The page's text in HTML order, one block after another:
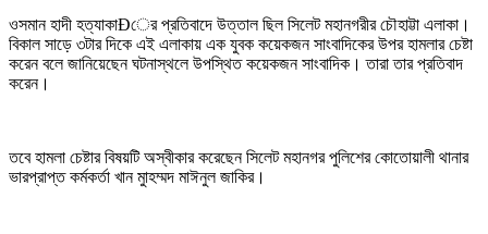
ওসমান হাদী হত্যাকাÐের প্রতিবাদে উত্তাল ছিল সিলেট মহানগরীর চৌহাট্টা এলাকা।
বিকাল সাড়ে ৩টার দিকে এই এলাকায় এক যুবক কয়েকজন সাংবাদিকের উপর হামলার চেষ্টা
করেন বলে জানিয়েছেন ঘটনাস্থলে উপস্থিত কয়েকজন সাংবাদিক। তারা তার প্রতিবাদ
করেন।
তবে হামলা চেষ্টার বিষয়টি অস্বীকার করেছেন সিলেট মহানগর পুলিশের কোতোয়ালী থানার
ভারপ্রাপ্ত কর্মকর্তা খান মুাহম্মদ মাঈনুল জাকির।